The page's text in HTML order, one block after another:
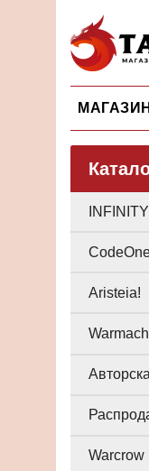
МАГАЗИН
INFINITY
Aristeia!
Warcrow